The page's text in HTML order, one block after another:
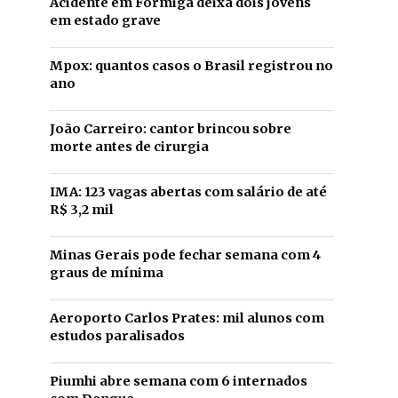
em estado grave
Mpox: quantos casos o Brasil registrou no
ano
João Carreiro: cantor brincou sobre
morte antes de cirurgia
IMA: 123 vagas abertas com salário de até
R$ 3,2 mil
Minas Gerais pode fechar semana com 4
graus de mínima
Aeroporto Carlos Prates: mil alunos com
estudos paralisados
Piumhi abre semana com 6 internados